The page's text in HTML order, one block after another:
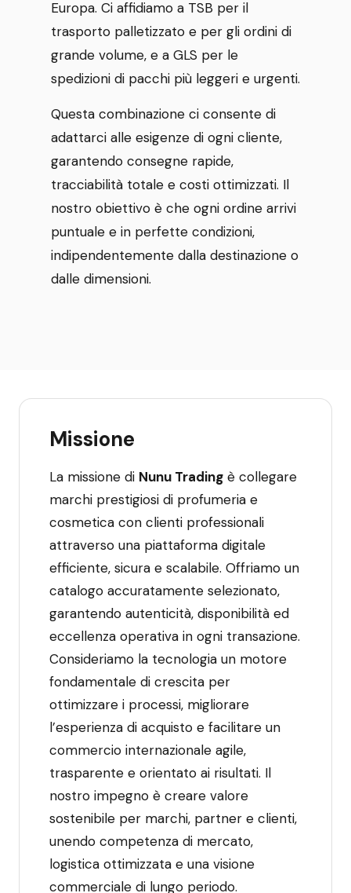
Europa. Ci affidiamo a TSB per il
trasporto palletizzato e per gli ordini di
grande volume, e a GLS per le
spedizioni di pacchi più leggeri e urgenti.
Questa combinazione ci consente di
adattarci alle esigenze di ogni cliente,
garantendo consegne rapide,
tracciabilità totale e costi ottimizzati. Il
nostro obiettivo è che ogni ordine arrivi
puntuale e in perfette condizioni,
indipendentemente dalla destinazione o
dalle dimensioni.
Missione
La missione di Nunu Trading è collegare
marchi prestigiosi di profumeria e
cosmetica con clienti professionali
attraverso una piattaforma digitale
efficiente, sicura e scalabile. Offriamo un
catalogo accuratamente selezionato,
garantendo autenticità, disponibilità ed
eccellenza operativa in ogni transazione.
Consideriamo la tecnologia un motore
fondamentale di crescita per
ottimizzare i processi, migliorare
l’esperienza di acquisto e facilitare un
commercio internazionale agile,
trasparente e orientato ai risultati. Il
nostro impegno è creare valore
sostenibile per marchi, partner e clienti,
unendo competenza di mercato,
logistica ottimizzata e una visione
commerciale di lungo periodo.